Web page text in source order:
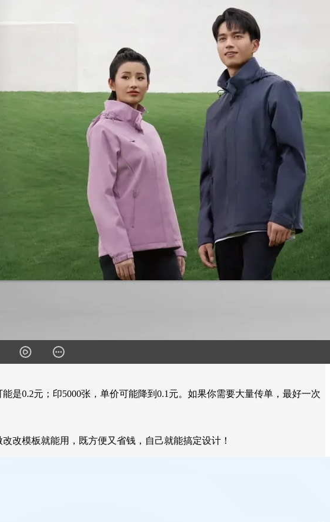
是0.2元；印5000张，单价可能降到0.1元。如果你需要大量传单，最好一次
改模板就能用，既方便又省钱，自己就能搞定设计！